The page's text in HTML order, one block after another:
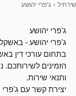
שירתיל › ג'פרי יהושע
ג'פרי יהושע
ג'פרי יהושע -
בתחום עורכי דין
הזמינים לשירותכם.
ותנאי שירות.
יצירת קשר עם ג'פרי